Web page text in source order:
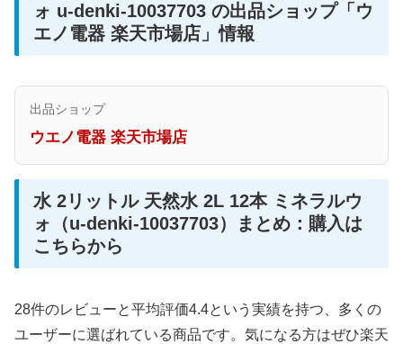
ォ u-denki-10037703 の出品ショップ「ウ
エノ電器 楽天市場店」情報
出品ショップ
ウエノ電器 楽天市場店
水 2リットル 天然水 2L 12本 ミネラルウ
ォ（u-denki-10037703）まとめ：購入は
こちらから
28件のレビューと平均評価4.4という実績を持つ、多くの
ユーザーに選ばれている商品です。気になる方はぜひ楽天